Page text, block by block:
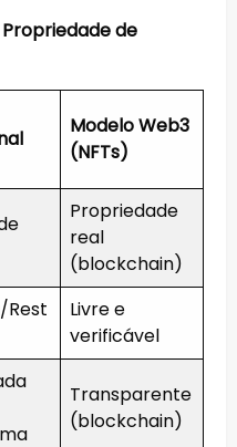
de
Modelo Web3
(NFTs)
Propriedade
real
(blockchain)
Rest
Livre e
verificável
Transparente
(blockchain)